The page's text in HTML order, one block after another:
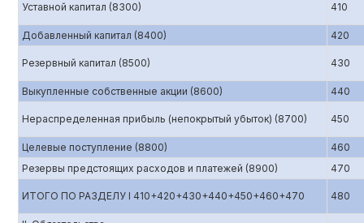
Уставной капитал (8300) 410
Добавленный капитал (8400) 420
Резервный капитал (8500) 430
Выкупленные собственные акции (8600) 440
Нераспределенная прибыль (непокрытый убыток) (8700) 450
Целевые поступление (8800)
460
Резервы предстоящих расходов и платежей (8900)
470
ИТОГО ПО РАЗДЕЛУ I 410+420+430+440+450+460+470 480